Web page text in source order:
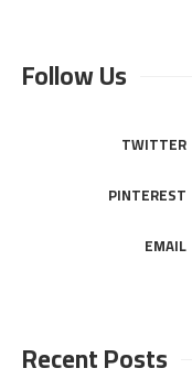
Follow Us
TWITTER
PINTEREST
EMAIL
Recent Posts